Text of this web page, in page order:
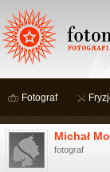
Fotograf
Michał
fotograf